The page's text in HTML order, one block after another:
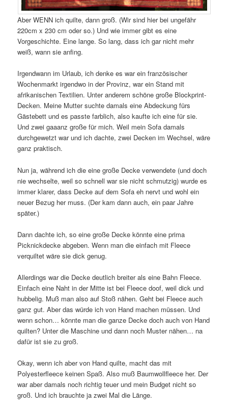
Aber WENN ich quilte, dann groß. (Wir sind hier bei ungefähr
220cm x 230 cm oder so.) Und wie immer gibt es eine
Vorgeschichte. Eine lange. So lang, dass ich gar nicht mehr
weiß, wann sie anfing.
Irgendwann im Urlaub, ich denke es war ein französischer
Wochenmarkt irgendwo in der Provinz, war ein Stand mit
afrikanischen Textilien. Unter anderem schöne große Blockprint-
Decken. Meine Mutter suchte damals eine Abdeckung fürs
Gästebett und es passte farblich, also kaufte ich eine für sie.
Und zwei gaaanz große für mich. Weil mein Sofa damals
durchgewetzt war und ich dachte, zwei Decken im Wechsel, wäre
ganz praktisch.
Nun ja, während ich die eine große Decke verwendete (und doch
nie wechselte, weil so schnell war sie nicht schmutzig) wurde es
immer klarer, dass Decke auf dem Sofa eh nervt und wohl ein
neuer Bezug her muss. (Der kam dann auch, ein paar Jahre
später.)
Dann dachte ich, so eine große Decke könnte eine prima
Picknickdecke abgeben. Wenn man die einfach mit Fleece
verquiltet wäre sie dick genug.
Allerdings war die Decke deutlich breiter als eine Bahn Fleece.
Einfach eine Naht in der Mitte ist bei Fleece doof, weil dick und
hubbelig. Muß man also auf Stoß nähen. Geht bei Fleece auch
ganz gut. Aber das würde ich von Hand machen müssen. Und
wenn schon… könnte man die ganze Decke doch auch von Hand
quilten? Unter die Maschine und dann noch Muster nähen… na
dafür ist sie zu groß.
Okay, wenn ich aber von Hand quilte, macht das mit
Polyesterfleece keinen Spaß. Also muß Baumwollfleece her. Der
war aber damals noch richtig teuer und mein Budget nicht so
groß. Und ich brauchte ja zwei Mal die Länge.